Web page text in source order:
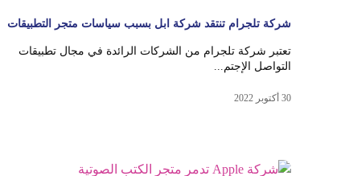
شركة تلجرام تنتقد شركة ابل بسبب سياسات متجر التطبيقات
تعتبر شركة تلجرام من الشركات الرائدة في مجال تطبيقات
التواصل الإجتم...
30 أكتوبر 2022